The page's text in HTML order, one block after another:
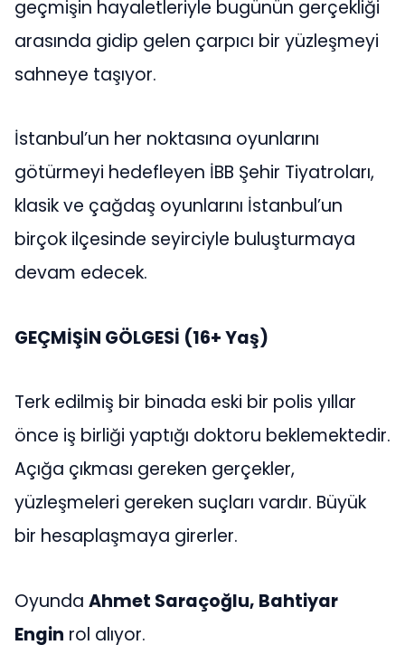
geçmişin hayaletleriyle bugünün gerçekliği
arasında gidip gelen çarpıcı bir yüzleşmeyi
sahneye taşıyor.
İstanbul’un her noktasına oyunlarını
götürmeyi hedefleyen İBB Şehir Tiyatroları,
klasik ve çağdaş oyunlarını İstanbul’un
birçok ilçesinde seyirciyle buluşturmaya
devam edecek.
GEÇMİŞİN GÖLGESİ (16+ Yaş)
Terk edilmiş bir binada eski bir polis yıllar
önce iş birliği yaptığı doktoru beklemektedir.
Açığa çıkması gereken gerçekler,
yüzleşmeleri gereken suçları vardır. Büyük
bir hesaplaşmaya girerler.
Oyunda Ahmet Saraçoğlu, Bahtiyar
Engin rol alıyor.